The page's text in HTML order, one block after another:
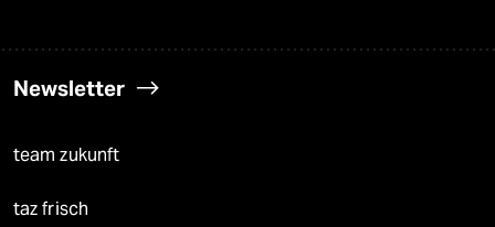
Newsletter
team zukunft
taz frisch